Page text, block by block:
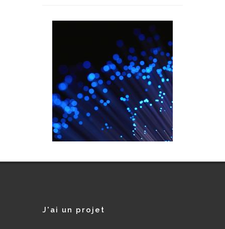
J'ai un projet